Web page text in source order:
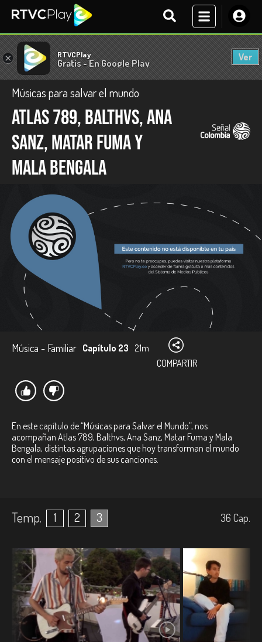
× RTVCPlay
Gratis - En Google Play
Ver
Músicas para salvar el mundo
Atlas 789, Balthvs, Ana
Sanz, Matar Fuma y
Mala Bengala
Música - Familiar Capítulo 23 21m
COMPARTIR
En este capítulo de “Músicas para Salvar el Mundo”, nos
acompañan Atlas 789, Balthvs, Ana Sanz, Matar Fuma y Mala
Bengala, distintas agrupaciones que hoy transforman el mundo
con el mensaje positivo de sus canciones.
Temp. 1 2 3 36 Cap.